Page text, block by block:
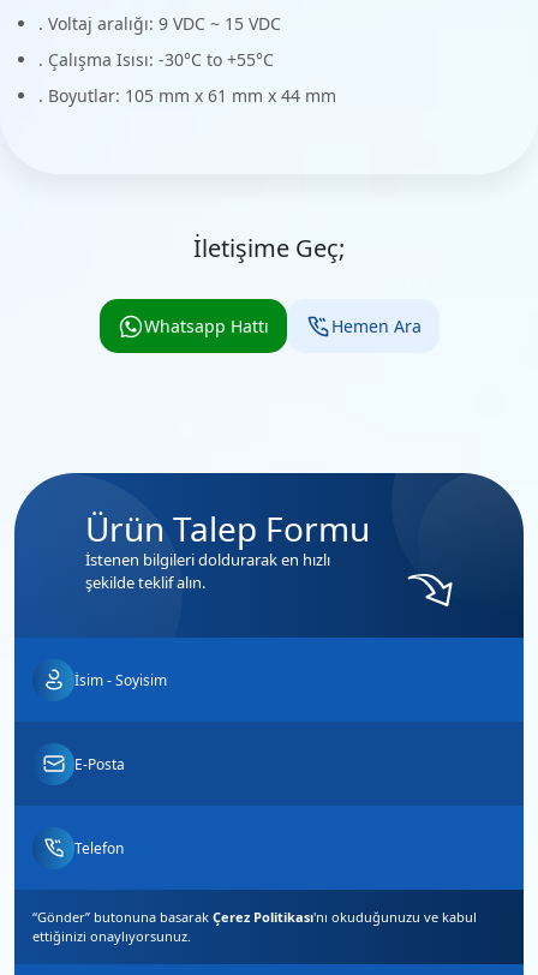
. Voltaj aralığı: 9 VDC ~ 15 VDC
. Çalışma Isısı: -30°C to +55°C
. Boyutlar: 105 mm x 61 mm x 44 mm
İletişime Geç;
Whatsapp Hattı Hemen Ara
Ürün Talep Formu
İstenen bilgileri doldurarak en hızlı
şekilde teklif alın.
“Gönder” butonuna basarak Çerez Politikası'nı okuduğunuzu ve kabul
ettiğinizi onaylıyorsunuz.